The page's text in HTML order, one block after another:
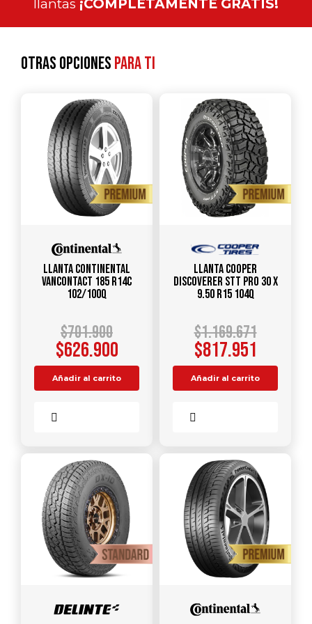
llantas ¡COMPLETAMENTE GRATIS!
Otras opcionespara ti
Llanta CONTINENTAL
VANCONTACT 185 R14C
102/100Q
$701.900
$626.900
Añadir al carrito
Llanta COOPER
DISCOVERER STT PRO 30 X
9.50 R15 104Q
$1.169.671
$817.951
Añadir al carrito